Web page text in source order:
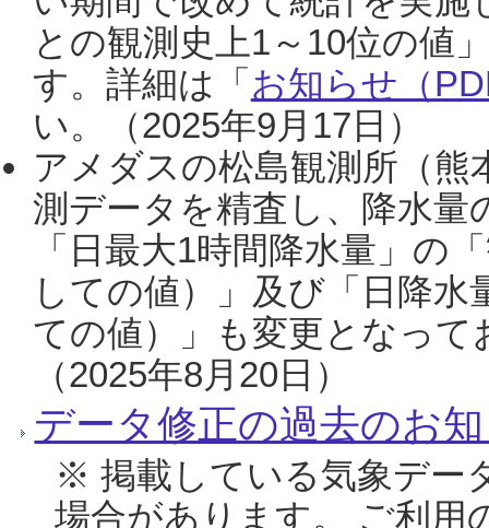
との観測史上1～10位の値
す。詳細は「 お知らせ（
い。（2025年9月17日）
アメダスの松島観測所（熊
測データを精査し、降水
「日最大1時間降水量」の
しての値）」及び「日降
ての値）」も変更となっ
（2025年8月20日）
データ修正の過去のお
※ 掲載している気象デー
場合があります。 ご利用